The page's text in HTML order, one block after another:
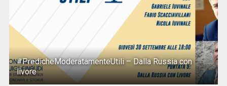
#PredicheModeratamenteUtili – Dalla Russia con
livore